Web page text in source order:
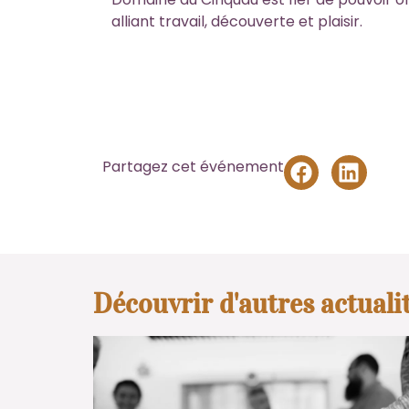
alliant travail, découverte et plaisir.
Partagez cet événement
Découvrir d'autres